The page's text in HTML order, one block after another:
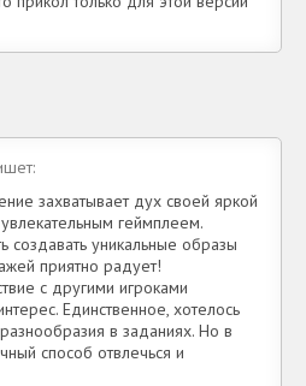
захватывает дух своей яркой
геймплеем.
создавать уникальные образы
приятно радует!
с другими игроками
Единственное, хотелось
в заданиях. Но в
способ отвлечься и